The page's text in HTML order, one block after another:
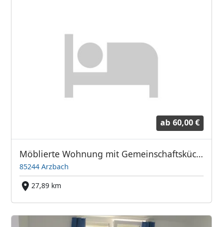
ab 60,00 €
Möblierte Wohnung mit Gemeinschaftsküche
85244 Arzbach
27,89 km